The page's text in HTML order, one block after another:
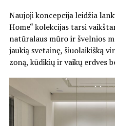
Naujoji koncepcija leidžia
Home“ kolekcijas tarsi
natūralaus mūro ir švelnios
jaukią svetainę, šiuolaikišką
zoną, kūdikių ir vaikų erdves